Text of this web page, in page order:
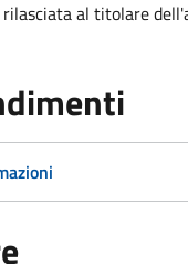
rilasciata al titolare